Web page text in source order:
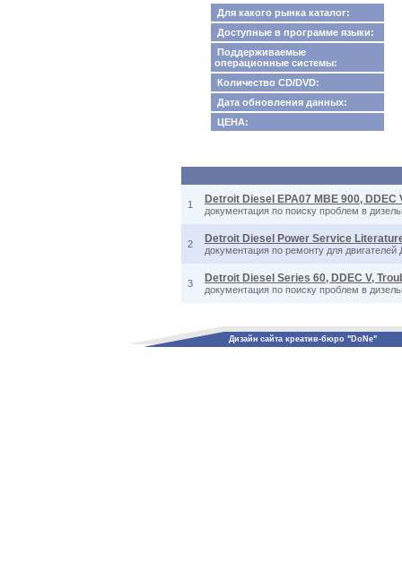
Для какого рынка каталог:
Доступные в программе языки:
Поддерживаемые
операционные системы:
Количество CD/DVD:
Дата обновления данных:
ЦЕНА:
1 Detroit Diesel EPA07 MBE 900,
документация по поиску проблем в
2 Detroit Diesel Power Service
документация по ремонту для
3 Detroit Diesel Series 60, DDEC V,
документация по поиску проблем в
Дизайн сайта креатив-бюро "DoNe"